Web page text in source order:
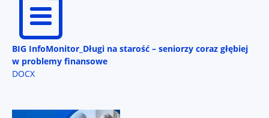
BIG InfoMonitor_Długi na starość – seniorzy coraz głębiej
w problemy finansowe
DOCX